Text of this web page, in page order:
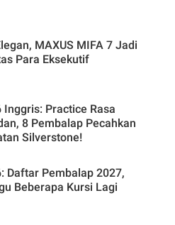
2026
MAXUS MIFA 7 Jadi
Para Eksekutif
Inggris: Practice Rasa
8 Pembalap Pecahkan
Silverstone!
Daftar Pembalap 2027,
Beberapa Kursi Lagi